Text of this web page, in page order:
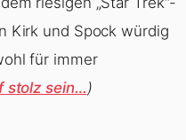
Kirk und Spock würdig
für immer
stolz sein… )